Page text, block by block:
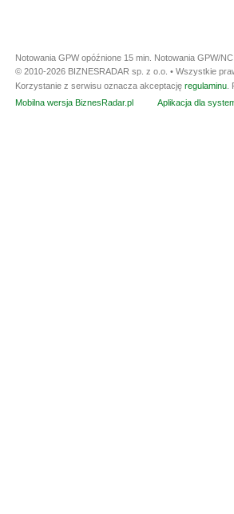
Notowania GPW opóźnione 15 min. Notowania GPW/
© 2010-2026 BIZNESRADAR sp. z o.o. • Wszystkie
Korzystanie z serwisu oznacza akceptację regulaminu.
Mobilna wersja BiznesRadar.pl
Aplikacja dla